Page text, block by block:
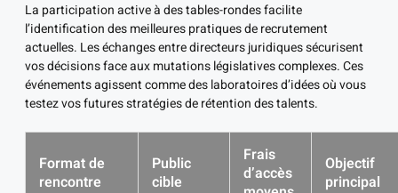
La participation active à des tables-rondes facilite
l’identification des meilleures pratiques de recrutement
actuelles. Les échanges entre directeurs juridiques sécurisent
vos décisions face aux mutations législatives complexes. Ces
événements agissent comme des laboratoires d’idées où vous
testez vos futures stratégies de rétention des talents.
Format de
rencontre
Public
cible
Frais
d’accès
Objectif
principal